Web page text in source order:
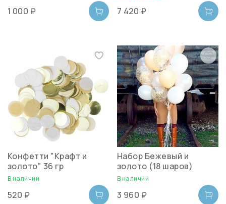
1 000 ₽ 7 420 ₽
Конфетти "Крафт и
золото" 36 гр
В наличии
520 ₽
Набор Бежевый и
золото (18 шаров)
В наличии
3 960 ₽